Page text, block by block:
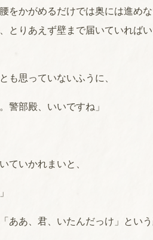
をかがめるだけでは奥には進め
とりあえず壁まで届いていれば
思っていないふうに、
警部殿、いいですね」
いかれまいと、
あ、君、いたんだっけ」という